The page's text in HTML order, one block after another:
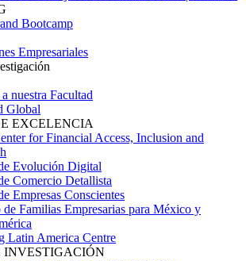
Bootcamp
Empresariales
nuestra Facultad
Global
EXCELENCIA
for Financial Access, Inclusion and
Evolución Digital
Comercio Detallista
Empresas Conscientes
de Familias Empresarias para México y
Latin America Centre
INVESTIGACIÓN